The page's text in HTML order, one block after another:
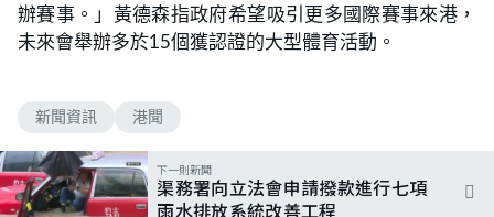
辦賽事。」黃德森指政府希望吸引更多國際賽事來港，
未來會舉辦多於15個獲認證的大型體育活動。
新聞資訊 港聞
下一則新聞
渠務署向立法會申請撥款進行七項
雨水排放系統改善工程